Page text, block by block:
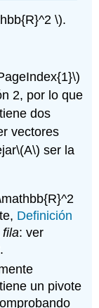
\).
2, por lo que
tiene dos
vectores
\(A\) ser la
Definición
fila: ver
.
tiene un pivote